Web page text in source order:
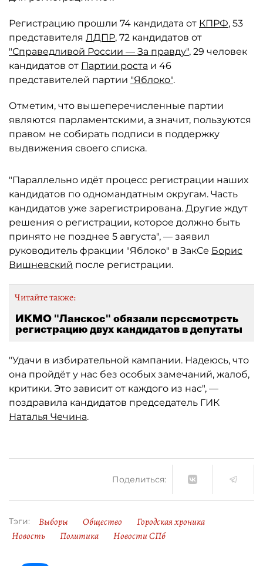
Регистрацию прошли 74 кандидата от КПРФ, 53
представителя ЛДПР, 72 кандидатов от
"Справедливой России — За правду", 29 человек
кандидатов от Партии роста и 46
представителей партии "Яблоко".
Отметим, что вышеперечисленные партии
являются парламентскими, а значит, пользуются
правом не собирать подписи в поддержку
выдвижения своего списка.
"Параллельно идёт процесс регистрации наших
кандидатов по одномандатным округам. Часть
кандидатов уже зарегистрирована. Другие ждут
решения о регистрации, которое должно быть
принято не позднее 5 августа", — заявил
руководитель фракции "Яблоко" в ЗакСе Борис
Вишневский после регистрации.
Читайте также:
ИКМО "Ланское" обязали пересмотреть
регистрацию двух кандидатов в депутаты
"Удачи в избирательной кампании. Надеюсь, что
она пройдёт у нас без особых замечаний, жалоб,
критики. Это зависит от каждого из нас", —
поздравила кандидатов председатель ГИК
Наталья Чечина.
Поделиться:
Тэги: Выборы Общество
Городская хроника
Новость
Политика Новости СПб